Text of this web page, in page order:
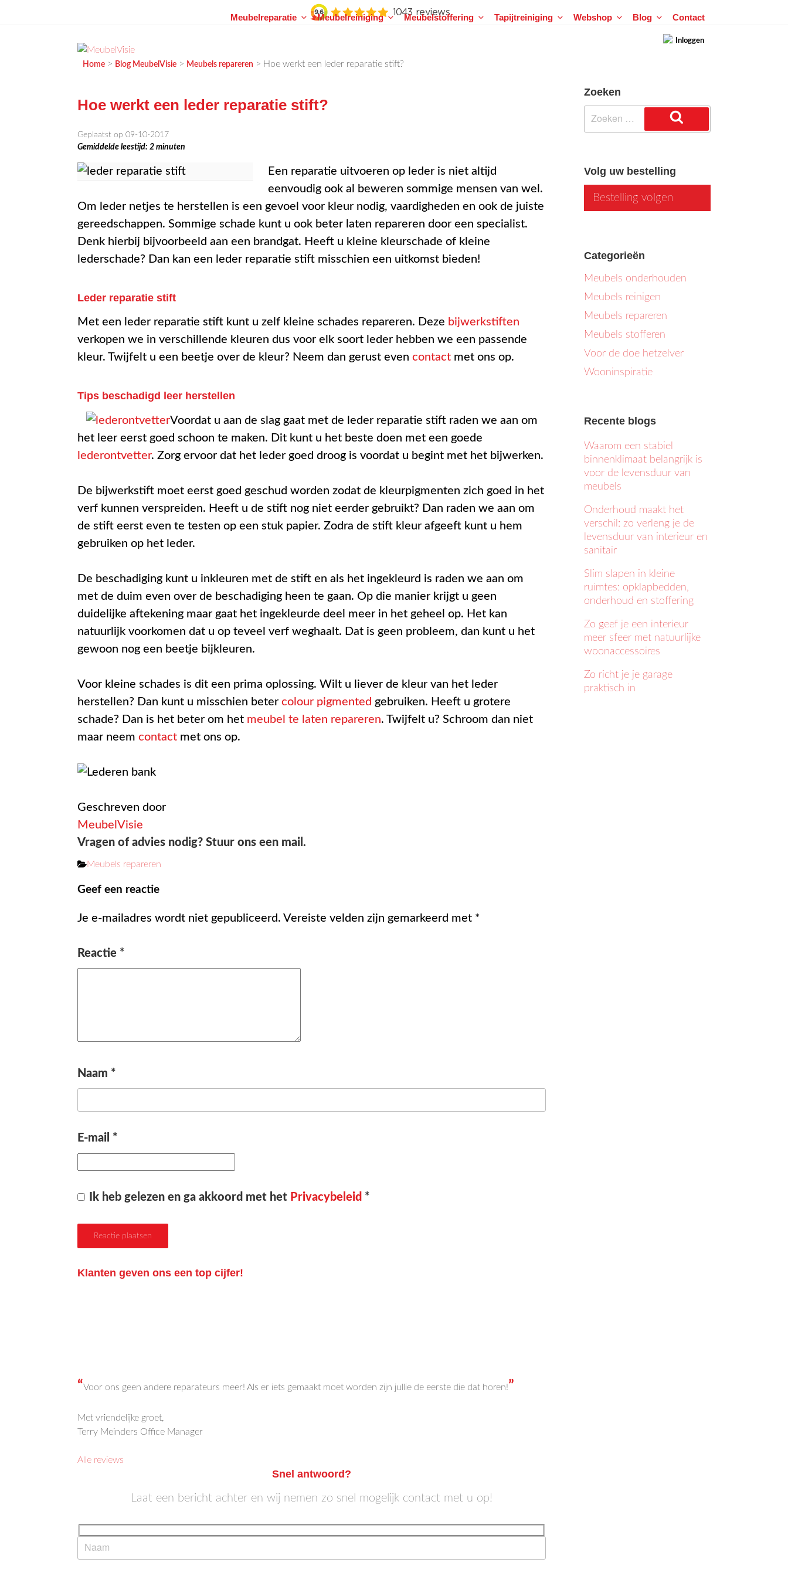
Inloggen
MEUBELVISIE
Passie voor meubels
Meubelreparatie Meubelreiniging Meubelstoffering Tapijtreiniging Webshop Blog Contact
Home > Blog MeubelVisie > Meubels repareren > Hoe werkt een leder reparatie stift?
Hoe werkt een leder reparatie stift?
Geplaatst op 09-10-2017
Gemiddelde leestijd: 2 minuten
Een reparatie uitvoeren op leder is niet altijd
eenvoudig ook al beweren sommige mensen van wel.
Om leder netjes te herstellen is een gevoel voor kleur nodig, vaardigheden en ook de juiste
gereedschappen. Sommige schade kunt u ook beter laten repareren door een specialist.
Denk hierbij bijvoorbeeld aan een brandgat. Heeft u kleine kleurschade of kleine
lederschade? Dan kan een leder reparatie stift misschien een uitkomst bieden!
Leder reparatie stift
Met een leder reparatie stift kunt u zelf kleine schades repareren. Deze bijwerkstiften
verkopen we in verschillende kleuren dus voor elk soort leder hebben we een passende
kleur. Twijfelt u een beetje over de kleur? Neem dan gerust even contact met ons op.
Tips beschadigd leer herstellen
Voordat u aan de slag gaat met de leder reparatie stift raden we aan om
het leer eerst goed schoon te maken. Dit kunt u het beste doen met een goede
lederontvetter. Zorg ervoor dat het leder goed droog is voordat u begint met het bijwerken.
De bijwerkstift moet eerst goed geschud worden zodat de kleurpigmenten zich goed in het
verf kunnen verspreiden. Heeft u de stift nog niet eerder gebruikt? Dan raden we aan om
de stift eerst even te testen op een stuk papier. Zodra de stift kleur afgeeft kunt u hem
gebruiken op het leder.
De beschadiging kunt u inkleuren met de stift en als het ingekleurd is raden we aan om
met de duim even over de beschadiging heen te gaan. Op die manier krijgt u geen
duidelijke aftekening maar gaat het ingekleurde deel meer in het geheel op. Het kan
natuurlijk voorkomen dat u op teveel verf weghaalt. Dat is geen probleem, dan kunt u het
gewoon nog een beetje bijkleuren.
Voor kleine schades is dit een prima oplossing. Wilt u liever de kleur van het leder
herstellen? Dan kunt u misschien beter colour pigmented gebruiken. Heeft u grotere
schade? Dan is het beter om het meubel te laten repareren. Twijfelt u? Schroom dan niet
maar neem contact met ons op.
Geschreven door
MeubelVisie
Vragen of advies nodig? Stuur ons een mail.
Categorieën
Meubels repareren
Geef een reactie
Je e-mailadres wordt niet gepubliceerd. Vereiste velden zijn gemarkeerd met *
Reactie *
Naam *
E-mail *
Ik heb gelezen en ga akkoord met het Privacybeleid *
Klanten geven ons een top cijfer!
“Voor ons geen andere reparateurs meer! Als er iets gemaakt moet worden zijn jullie de eerste die dat horen!”
Met vriendelijke groet,
Terry Meinders Office Manager
Alle reviews
Snel antwoord?
Laat een bericht achter en wij nemen zo snel mogelijk contact met u op!
Zoeken
Zoeken
naar:
Zoeken
Volg uw bestelling
Bestelling volgen
Categorieën
Meubels onderhouden
Meubels reinigen
Meubels repareren
Meubels stofferen
Voor de doe hetzelver
Wooninspiratie
Recente blogs
Waarom een stabiel
binnenklimaat belangrijk is
voor de levensduur van
meubels
Onderhoud maakt het
verschil: zo verleng je de
levensduur van interieur en
sanitair
Slim slapen in kleine
ruimtes: opklapbedden,
onderhoud en stoffering
Zo geef je een interieur
meer sfeer met natuurlijke
woonaccessoires
Zo richt je je garage
praktisch in